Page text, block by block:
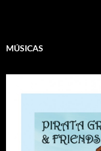
MÚSICAS